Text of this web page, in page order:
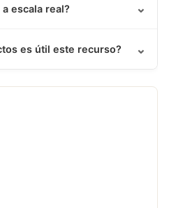
escala real? ⌄
es útil este recurso? ⌄